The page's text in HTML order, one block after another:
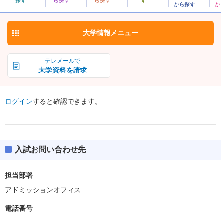
から探す
か
私立 星薬科大学 お気に入り
テレメールで
大学資料を請求
大学情報 メニュー
ログインすると確認できます。
入試お問い合わせ先
担当部署
アドミッションオフィス
電話番号